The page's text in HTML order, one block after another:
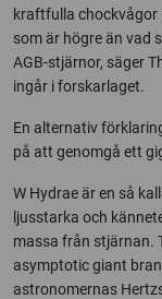
kraftfulla
som är högre än vad
AGB-stjärnor, säger
ingår i forskarlaget.
En alternativ
på att genomgå ett
W Hydrae är en så
ljusstarka och
massa från stjärnan.
asymptotic giant
astronomernas